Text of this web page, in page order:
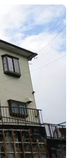
３日にオープンし